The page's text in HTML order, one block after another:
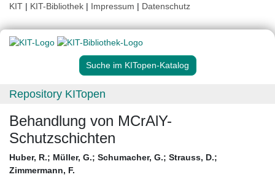
KIT | KIT-Bibliothek | Impressum | Datenschutz
Suche im KITopen-Katalog
Repository KITopen
Behandlung von MCrAlY-
Schutzschichten
Huber, R.; Müller, G.; Schumacher, G.; Strauss, D.;
Zimmermann, F.